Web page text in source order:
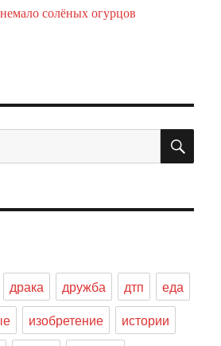
немало солёных огурцов
драка дружба дтп
еда
изобретение
истории